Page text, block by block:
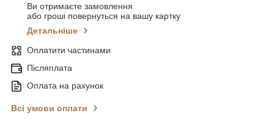
Ви отримаєте замовлення
або гроші повернуться на вашу картку
Детальніше
Оплатити частинами
Післяплата
Оплата на рахунок
Всі умови оплати